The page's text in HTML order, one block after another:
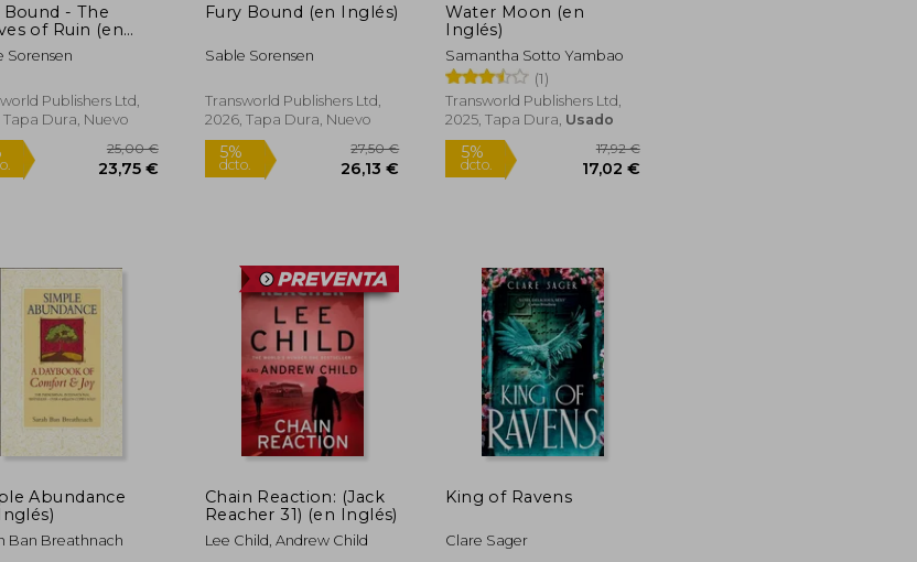
Bound - The
of Ruin (en
Sorensen
Publishers Ltd,
Tapa Dura, Nuevo
5%
dcto.
Fury Bound (en Inglés)
Sable Sorensen
Transworld Publishers Ltd,
2026, Tapa Dura, Nuevo
5%
dcto.
27,50 €
26,13 €
Water Moon (en
Inglés)
Samantha Sotto Yambao
(1)
Transworld Publishers Ltd,
2025, Tapa Dura, Usado
5%
dcto.
Abundance
Ban Breathnach
Chain Reaction: (Jack
Reacher 31) (en Inglés)
Lee Child, Andrew Child
King of Ravens
Clare Sager